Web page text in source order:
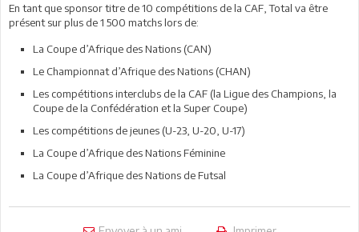
En tant que sponsor titre de 10 compétitions de la CAF, Total va être
présent sur plus de 1 500 matchs lors de:
La Coupe d’Afrique des Nations (CAN)
Le Championnat d’Afrique des Nations (CHAN)
Les compétitions interclubs de la CAF (la Ligue des Champions, la
Coupe de la Confédération et la Super Coupe)
Les compétitions de jeunes (U-23, U-20, U-17)
La Coupe d’Afrique des Nations Féminine
La Coupe d’Afrique des Nations de Futsal